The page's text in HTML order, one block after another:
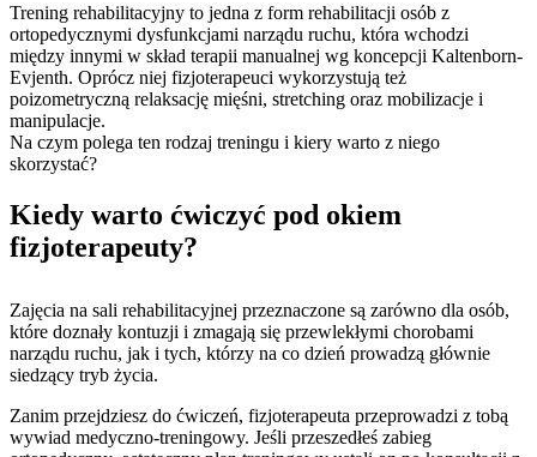
Trening rehabilitacyjny to jedna z form rehabilitacji osób z
ortopedycznymi dysfunkcjami narządu ruchu, która wchodzi
między innymi w skład terapii manualnej wg koncepcji Kaltenborn-
Evjenth. Oprócz niej fizjoterapeuci wykorzystują też
poizometryczną relaksację mięśni, stretching oraz mobilizacje i
manipulacje.
Na czym polega ten rodzaj treningu i kiery warto z niego
skorzystać?
Kiedy warto ćwiczyć pod okiem
fizjoterapeuty?
Zajęcia na sali rehabilitacyjnej przeznaczone są zarówno dla osób,
które doznały kontuzji i zmagają się przewlekłymi chorobami
narządu ruchu, jak i tych, którzy na co dzień prowadzą głównie
siedzący tryb życia.
Zanim przejdziesz do ćwiczeń, fizjoterapeuta przeprowadzi z tobą
wywiad medyczno-treningowy. Jeśli przeszedłeś zabieg